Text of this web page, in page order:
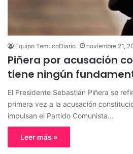
Equipo TemucoDiario noviembre 21,
Piñera por acusación
tiene ningún
El Presidente Sebastián Piñera se
primera vez a la acusación
impulsan el Partido Comunista…
Leer más »